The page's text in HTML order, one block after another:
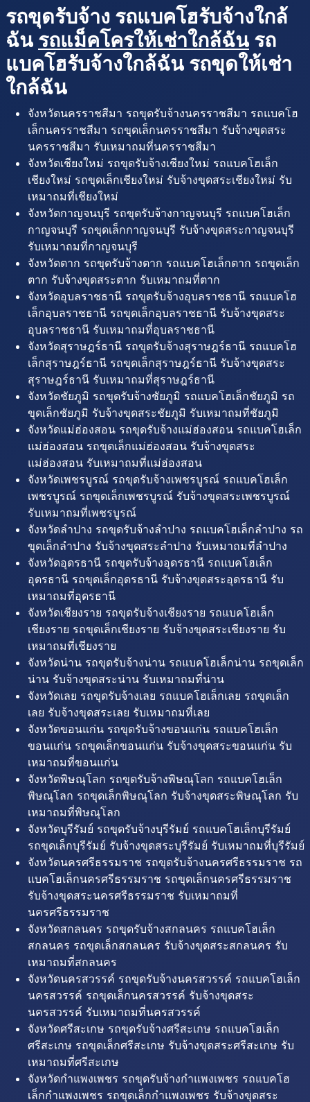
รถขุดรับจ้าง รถแบคโฮรับจ้างใกล้
ฉัน รถแม็คโครให้เช่าใกล้ฉัน รถ
แบคโฮรับจ้างใกล้ฉัน รถขุดให้เช่า
ใกล้ฉัน
จังหวัดนครราชสีมา รถขุดรับจ้างนครราชสีมา รถแบคโฮ
เล็กนครราชสีมา รถขุดเล็กนครราชสีมา รับจ้างขุดสระ
นครราชสีมา รับเหมาถมที่นครราชสีมา
จังหวัดเชียงใหม่ รถขุดรับจ้างเชียงใหม่ รถแบคโฮเล็ก
เชียงใหม่ รถขุดเล็กเชียงใหม่ รับจ้างขุดสระเชียงใหม่ รับ
เหมาถมที่เชียงใหม่
จังหวัดกาญจนบุรี รถขุดรับจ้างกาญจนบุรี รถแบคโฮเล็ก
กาญจนบุรี รถขุดเล็กกาญจนบุรี รับจ้างขุดสระกาญจนบุรี
รับเหมาถมที่กาญจนบุรี
จังหวัดตาก รถขุดรับจ้างตาก รถแบคโฮเล็กตาก รถขุดเล็ก
ตาก รับจ้างขุดสระตาก รับเหมาถมที่ตาก
จังหวัดอุบลราชธานี รถขุดรับจ้างอุบลราชธานี รถแบคโฮ
เล็กอุบลราชธานี รถขุดเล็กอุบลราชธานี รับจ้างขุดสระ
อุบลราชธานี รับเหมาถมที่อุบลราชธานี
จังหวัดสุราษฎร์ธานี รถขุดรับจ้างสุราษฎร์ธานี รถแบคโฮ
เล็กสุราษฎร์ธานี รถขุดเล็กสุราษฎร์ธานี รับจ้างขุดสระ
สุราษฎร์ธานี รับเหมาถมที่สุราษฎร์ธานี
จังหวัดชัยภูมิ รถขุดรับจ้างชัยภูมิ รถแบคโฮเล็กชัยภูมิ รถ
ขุดเล็กชัยภูมิ รับจ้างขุดสระชัยภูมิ รับเหมาถมที่ชัยภูมิ
จังหวัดแม่ฮ่องสอน รถขุดรับจ้างแม่ฮ่องสอน รถแบคโฮเล็ก
แม่ฮ่องสอน รถขุดเล็กแม่ฮ่องสอน รับจ้างขุดสระ
แม่ฮ่องสอน รับเหมาถมที่แม่ฮ่องสอน
จังหวัดเพชรบูรณ์ รถขุดรับจ้างเพชรบูรณ์ รถแบคโฮเล็ก
เพชรบูรณ์ รถขุดเล็กเพชรบูรณ์ รับจ้างขุดสระเพชรบูรณ์
รับเหมาถมที่เพชรบูรณ์
จังหวัดลำปาง รถขุดรับจ้างลำปาง รถแบคโฮเล็กลำปาง รถ
ขุดเล็กลำปาง รับจ้างขุดสระลำปาง รับเหมาถมที่ลำปาง
จังหวัดอุดรธานี รถขุดรับจ้างอุดรธานี รถแบคโฮเล็ก
อุดรธานี รถขุดเล็กอุดรธานี รับจ้างขุดสระอุดรธานี รับ
เหมาถมที่อุดรธานี
จังหวัดเชียงราย รถขุดรับจ้างเชียงราย รถแบคโฮเล็ก
เชียงราย รถขุดเล็กเชียงราย รับจ้างขุดสระเชียงราย รับ
เหมาถมที่เชียงราย
จังหวัดน่าน รถขุดรับจ้างน่าน รถแบคโฮเล็กน่าน รถขุดเล็ก
น่าน รับจ้างขุดสระน่าน รับเหมาถมที่น่าน
จังหวัดเลย รถขุดรับจ้างเลย รถแบคโฮเล็กเลย รถขุดเล็ก
เลย รับจ้างขุดสระเลย รับเหมาถมที่เลย
จังหวัดขอนแก่น รถขุดรับจ้างขอนแก่น รถแบคโฮเล็ก
ขอนแก่น รถขุดเล็กขอนแก่น รับจ้างขุดสระขอนแก่น รับ
เหมาถมที่ขอนแก่น
จังหวัดพิษณุโลก รถขุดรับจ้างพิษณุโลก รถแบคโฮเล็ก
พิษณุโลก รถขุดเล็กพิษณุโลก รับจ้างขุดสระพิษณุโลก รับ
เหมาถมที่พิษณุโลก
จังหวัดบุรีรัมย์ รถขุดรับจ้างบุรีรัมย์ รถแบคโฮเล็กบุรีรัมย์
รถขุดเล็กบุรีรัมย์ รับจ้างขุดสระบุรีรัมย์ รับเหมาถมที่บุรีรัมย์
จังหวัดนครศรีธรรมราช รถขุดรับจ้างนครศรีธรรมราช รถ
แบคโฮเล็กนครศรีธรรมราช รถขุดเล็กนครศรีธรรมราช
รับจ้างขุดสระนครศรีธรรมราช รับเหมาถมที่
นครศรีธรรมราช
จังหวัดสกลนคร รถขุดรับจ้างสกลนคร รถแบคโฮเล็ก
สกลนคร รถขุดเล็กสกลนคร รับจ้างขุดสระสกลนคร รับ
เหมาถมที่สกลนคร
จังหวัดนครสวรรค์ รถขุดรับจ้างนครสวรรค์ รถแบคโฮเล็ก
นครสวรรค์ รถขุดเล็กนครสวรรค์ รับจ้างขุดสระ
นครสวรรค์ รับเหมาถมที่นครสวรรค์
จังหวัดศรีสะเกษ รถขุดรับจ้างศรีสะเกษ รถแบคโฮเล็ก
ศรีสะเกษ รถขุดเล็กศรีสะเกษ รับจ้างขุดสระศรีสะเกษ รับ
เหมาถมที่ศรีสะเกษ
จังหวัดกำแพงเพชร รถขุดรับจ้างกำแพงเพชร รถแบคโฮ
เล็กกำแพงเพชร รถขุดเล็กกำแพงเพชร รับจ้างขุดสระ